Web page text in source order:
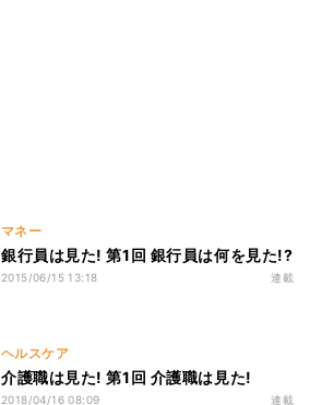
マネー
銀行員は見た! 第1回 銀行員は何を見た!?
2015/06/15 13:18 連載
ヘルスケア
介護職は見た! 第1回 介護職は見た!
2018/04/16 08:09 連載